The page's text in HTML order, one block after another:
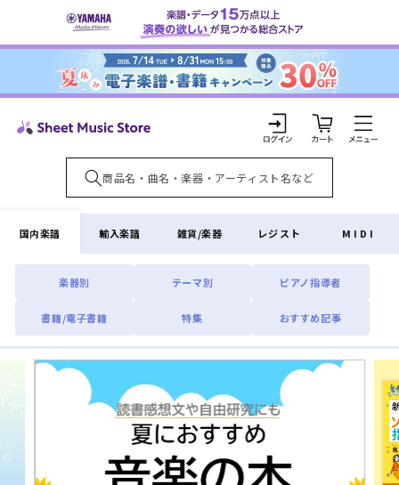
ンツに
ロ
グ
イ
ン
カ
ー
ト
国内楽譜
楽器別 テーマ別 ピアノ指導者
書籍/電子書籍 特集 おすすめ記事
輸入楽譜 雑貨/楽器 レジスト MIDI